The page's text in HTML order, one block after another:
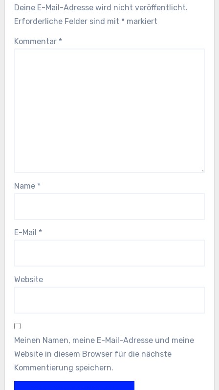
Deine E-Mail-Adresse wird nicht veröffentlicht.
Erforderliche Felder sind mit * markiert
Kommentar *
Name *
E-Mail *
Website
Meinen Namen, meine E-Mail-Adresse und meine
Website in diesem Browser für die nächste
Kommentierung speichern.